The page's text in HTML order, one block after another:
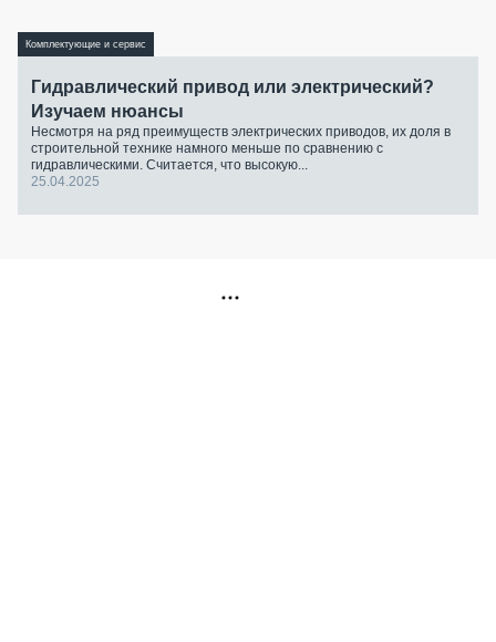
Комплектующие и сервис
Гидравлический привод или электрический?
Изучаем нюансы
Несмотря на ряд преимуществ электрических приводов, их доля в
строительной технике намного меньше по сравнению с
гидравлическими. Считается, что высокую...
25.04.2025